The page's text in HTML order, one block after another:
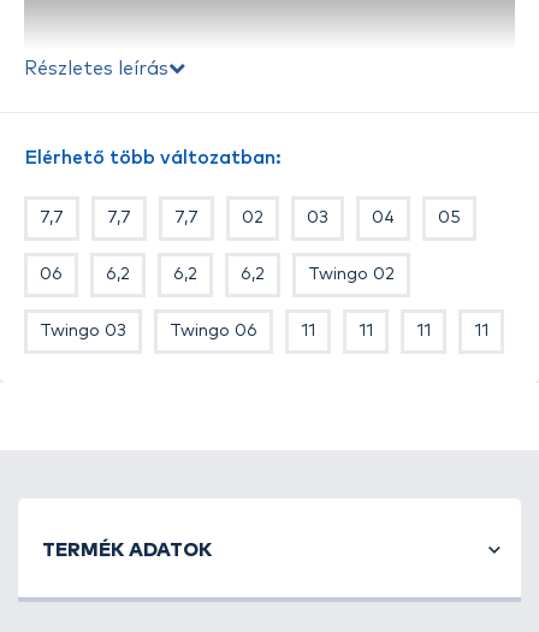
Részletes leírás
Elérhető több változatban:
7,7 7,7 7,7 02 03 04 05
06 6,2 6,2 6,2 Twingo 02
Twingo 03 Twingo 06 11 11 11 11
TERMÉK ADATOK